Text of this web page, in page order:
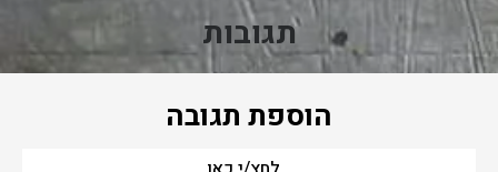
תגובות
הוספת תגובה